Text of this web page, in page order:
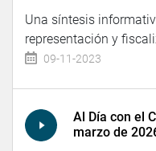
Una síntesis
representación y
09-11-2023
Al Día con el
marzo de